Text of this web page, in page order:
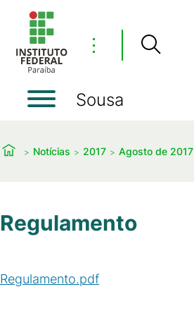
⋮
Sousa
Notícias 2017 Agosto de 2017
Regulamento
Regulamento.pdf